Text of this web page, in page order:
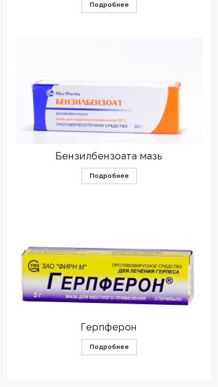
Подробнее
Бензилбензоата мазь
Подробнее
Герпферон
Подробнее